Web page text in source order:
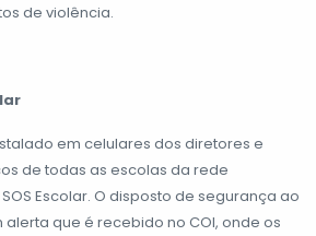
de violência.
em celulares dos diretores e
de todas as escolas da rede
Escolar. O disposto de segurança ao
que é recebido no COI, onde os